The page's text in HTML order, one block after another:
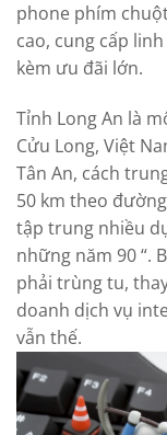
phone phím
cao, cung cấp
kèm ưu đãi lớn.
Tỉnh Long An là
Cửu Long, Việt
Tân An, cách
50 km theo
tập trung nhiều
những năm 90 “.
phải trùng tu,
doanh dịch vụ
vẫn thế.